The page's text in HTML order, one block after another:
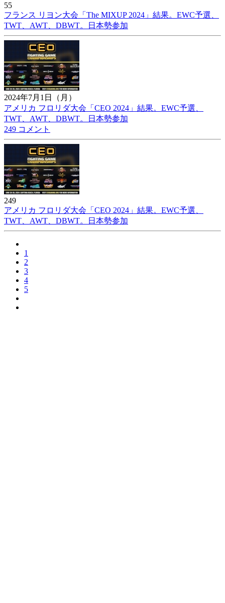
55
フランス リヨン大会「The MIXUP 2024」結果。EWC予選、
TWT、AWT、DBWT。日本勢参加
2024年7月1日（月）
アメリカ フロリダ大会「CEO 2024」結果。EWC予選、
TWT、AWT、DBWT。日本勢参加
249 コメント
249
アメリカ フロリダ大会「CEO 2024」結果。EWC予選、
TWT、AWT、DBWT。日本勢参加
1
2
3
4
5